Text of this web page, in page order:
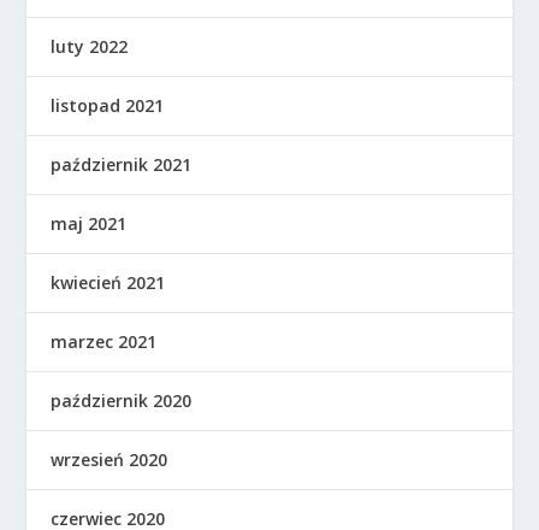
luty 2022
listopad 2021
październik 2021
maj 2021
kwiecień 2021
marzec 2021
październik 2020
wrzesień 2020
czerwiec 2020